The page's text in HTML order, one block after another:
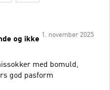
1. november 2025
og ikke
med bomuld,
god pasform